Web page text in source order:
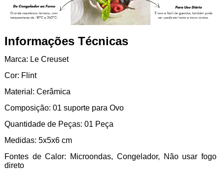
Informações Técnicas
Marca: Le Creuset
Cor: Flint
Material: Cerâmica
Composição: 01 suporte para Ovo
Quantidade de Peças: 01 Peça
Medidas: 5x5x6 cm
Fontes de Calor:
Microondas, Congelador, Não usar fogo
direto